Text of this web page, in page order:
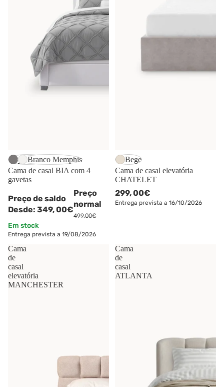
-33%
Cinzento
Branco Memphis
Cama de casal BIA com 4
gavetas
Preço de saldo
Desde: 349,00€
Preço
normal
499,00€
Em stock
Entrega prevista a 19/08/2026
Bege
Cama de casal elevatória
CHATELET
299,00€
Entrega prevista a 16/10/2026
Cama
de
casal
elevatória
MANCHESTER
Cama
de
casal
ATLANTA